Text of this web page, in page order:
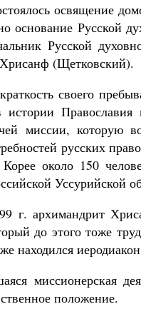
освящение
основание Русской
Русской
(Щетковский).
своего
истории
миссии, которую
русских
около 150
Уссурийской
г. архимандрит
до этого тоже
находился
миссионерская
положение.